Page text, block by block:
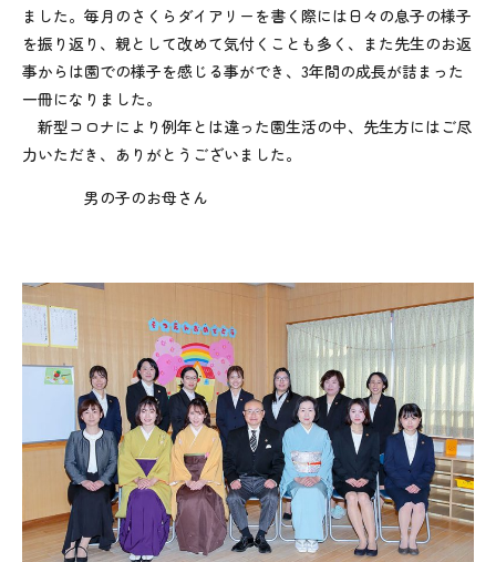
ました。毎月のさくらダイアリーを書く際には日々の息子の様子
を振り返り、親として改めて気付くことも多く、また先生のお返
事からは園での様子を感じる事ができ、3年間の成長が詰まった
一冊になりました。
新型コロナにより例年とは違った園生活の中、先生方にはご尽
力いただき、ありがとうございました。
男の子のお母さん